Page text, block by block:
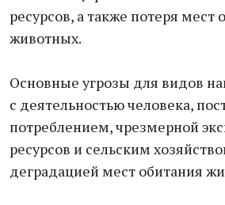
ресурсов, а также потеря мест
животных.
Основные угрозы для видов
с деятельностью человека,
потреблением, чрезмерной
ресурсов и сельским
деградацией мест обитания